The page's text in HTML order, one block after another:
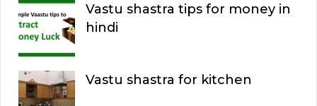
Vastu shastra tips for money in
hindi
Vastu shastra for kitchen